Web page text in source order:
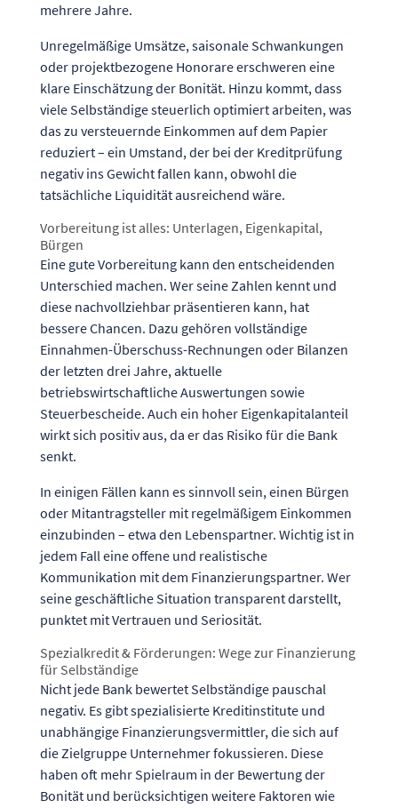
mehrere Jahre.
Unregelmäßige Umsätze, saisonale Schwankungen
oder projektbezogene Honorare erschweren eine
klare Einschätzung der Bonität. Hinzu kommt, dass
viele Selbständige steuerlich optimiert arbeiten, was
das zu versteuernde Einkommen auf dem Papier
reduziert – ein Umstand, der bei der Kreditprüfung
negativ ins Gewicht fallen kann, obwohl die
tatsächliche Liquidität ausreichend wäre.
Vorbereitung ist alles: Unterlagen, Eigenkapital,
Bürgen
Eine gute Vorbereitung kann den entscheidenden
Unterschied machen. Wer seine Zahlen kennt und
diese nachvollziehbar präsentieren kann, hat
bessere Chancen. Dazu gehören vollständige
Einnahmen-Überschuss-Rechnungen oder Bilanzen
der letzten drei Jahre, aktuelle
betriebswirtschaftliche Auswertungen sowie
Steuerbescheide. Auch ein hoher Eigenkapitalanteil
wirkt sich positiv aus, da er das Risiko für die Bank
senkt.
In einigen Fällen kann es sinnvoll sein, einen Bürgen
oder Mitantragsteller mit regelmäßigem Einkommen
einzubinden – etwa den Lebenspartner. Wichtig ist in
jedem Fall eine offene und realistische
Kommunikation mit dem Finanzierungspartner. Wer
seine geschäftliche Situation transparent darstellt,
punktet mit Vertrauen und Seriosität.
Spezialkredit & Förderungen: Wege zur Finanzierung
für Selbständige
Nicht jede Bank bewertet Selbständige pauschal
negativ. Es gibt spezialisierte Kreditinstitute und
unabhängige Finanzierungsvermittler, die sich auf
die Zielgruppe Unternehmer fokussieren. Diese
haben oft mehr Spielraum in der Bewertung der
Bonität und berücksichtigen weitere Faktoren wie